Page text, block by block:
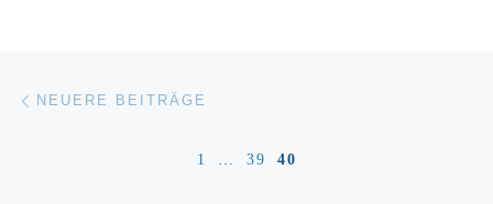
Beitragsnavigation
NEUERE BEITRÄGE
1 … 39 40